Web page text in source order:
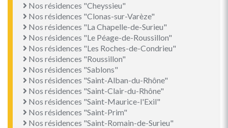
Nos résidences "Cheyssieu"
Nos résidences "Clonas-sur-Varèze"
Nos résidences "La Chapelle-de-Surieu"
Nos résidences "Le Péage-de-Roussillon"
Nos résidences "Les Roches-de-Condrieu"
Nos résidences "Roussillon"
Nos résidences "Sablons"
Nos résidences "Saint-Alban-du-Rhône"
Nos résidences "Saint-Clair-du-Rhône"
Nos résidences "Saint-Maurice-l'Exil"
Nos résidences "Saint-Prim"
Nos résidences "Saint-Romain-de-Surieu"